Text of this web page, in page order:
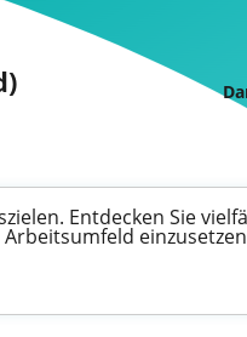
Entdecken Sie